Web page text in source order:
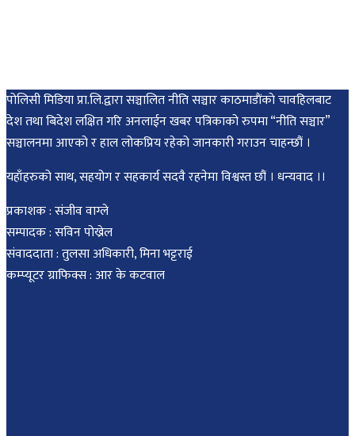
पोलिसी मिडिया प्रा.लि.द्वारा सञ्चालित नीति सञ्चार काठमाडाैंकाे चावहिलबाट
देश तथा बिदेश लक्षित गरि अनलाईन खबर पत्रिकाको रुपमा “नीति सञ्चार”
सञ्चालनमा आएको र हाल लोकप्रिय रहेको जानकारी गराउन चाहन्छौं ।
यहाँहरुको साथ, सहयोग र सहकार्य सदवै रहनेमा विश्वस्त छौं । धन्यवाद ।।
प्रकाशक : संजीव वाग्ले
सम्पादक : सविन पोख्रेल
संवाददाता : तुलसा अधिकारी, मिना भट्टराई
कम्प्यूटर ग्राफिक्स : आर के कटवाल